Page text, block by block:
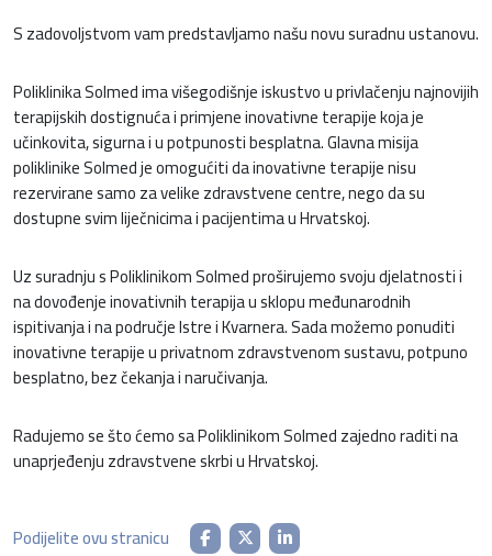
S zadovoljstvom vam predstavljamo našu novu suradnu ustanovu.
Poliklinika Solmed ima višegodišnje iskustvo u privlačenju najnovijih
terapijskih dostignuća i primjene inovativne terapije koja je
učinkovita, sigurna i u potpunosti besplatna. Glavna misija
poliklinike Solmed je omogućiti da inovativne terapije nisu
rezervirane samo za velike zdravstvene centre, nego da su
dostupne svim liječnicima i pacijentima u Hrvatskoj.
Uz suradnju s Poliklinikom Solmed proširujemo svoju djelatnosti i
na dovođenje inovativnih terapija u sklopu međunarodnih
ispitivanja i na područje Istre i Kvarnera. Sada možemo ponuditi
inovativne terapije u privatnom zdravstvenom sustavu, potpuno
besplatno, bez čekanja i naručivanja.
Radujemo se što ćemo sa Poliklinikom Solmed zajedno raditi na
unaprjeđenju zdravstvene skrbi u Hrvatskoj.
Podijelite ovu stranicu